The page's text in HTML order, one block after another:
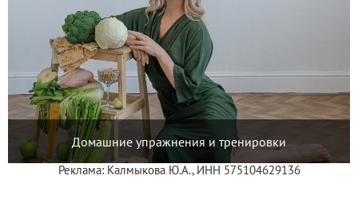
Домашние упражнения и тренировки
Реклама: Калмыкова Ю.А., ИНН 575104629136